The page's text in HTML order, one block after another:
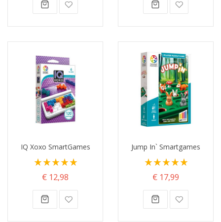
IQ Xoxo SmartGames
Waardering:
100%€ 12,98
Jump In` Smartgames
Waardering:
100%€ 17,99